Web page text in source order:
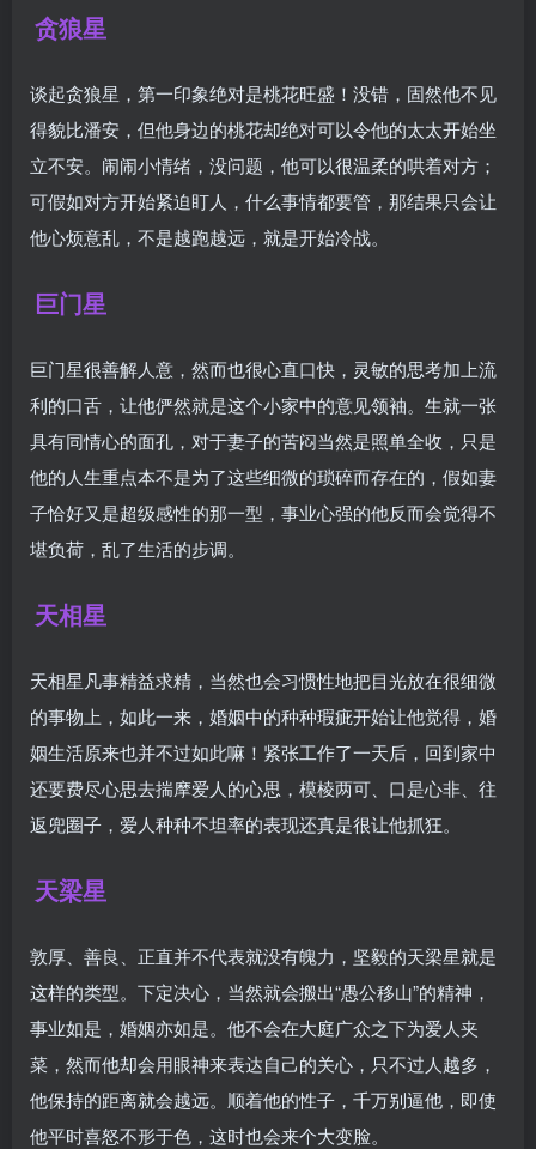
贪狼星
谈起贪狼星，第一印象绝对是桃花旺盛！没错，固然他不见
得貌比潘安，但他身边的桃花却绝对可以令他的太太开始坐
立不安。闹闹小情绪，没问题，他可以很温柔的哄着对方；
可假如对方开始紧迫盯人，什么事情都要管，那结果只会让
他心烦意乱，不是越跑越远，就是开始冷战。
巨门星
巨门星很善解人意，然而也很心直口快，灵敏的思考加上流
利的口舌，让他俨然就是这个小家中的意见领袖。生就一张
具有同情心的面孔，对于妻子的苦闷当然是照单全收，只是
他的人生重点本不是为了这些细微的琐碎而存在的，假如妻
子恰好又是超级感性的那一型，事业心强的他反而会觉得不
堪负荷，乱了生活的步调。
天相星
天相星凡事精益求精，当然也会习惯性地把目光放在很细微
的事物上，如此一来，婚姻中的种种瑕疵开始让他觉得，婚
姻生活原来也并不过如此嘛！紧张工作了一天后，回到家中
还要费尽心思去揣摩爱人的心思，模棱两可、口是心非、往
返兜圈子，爱人种种不坦率的表现还真是很让他抓狂。
天梁星
敦厚、善良、正直并不代表就没有魄力，坚毅的天梁星就是
这样的类型。下定决心，当然就会搬出“愚公移山”的精神，
事业如是，婚姻亦如是。他不会在大庭广众之下为爱人夹
菜，然而他却会用眼神来表达自己的关心，只不过人越多，
他保持的距离就会越远。顺着他的性子，千万别逼他，即使
他平时喜怒不形于色，这时也会来个大变脸。